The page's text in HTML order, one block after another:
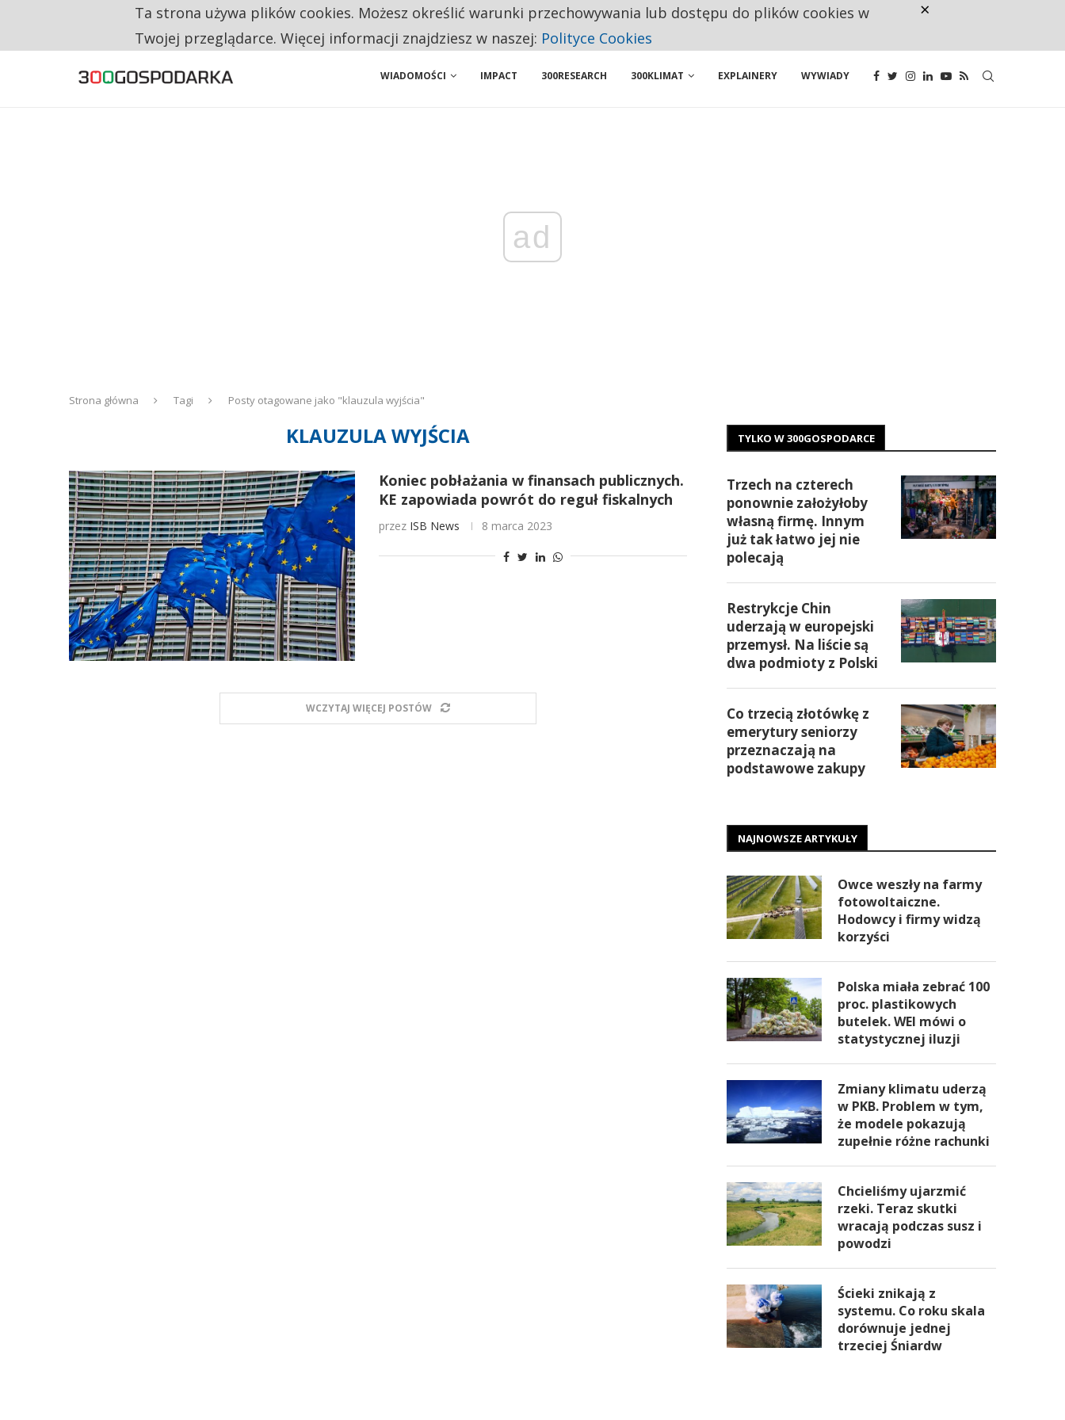
RESTRYKCJE CHIN UDERZAJĄ W EUROPEJSKI PRZEMYSŁ. NA LIŚCIE SĄ DWA PODMIOTY Z POLSKI
WIADOMOŚCI IMPACT 300RESEARCH 300KLIMAT EXPLAINERY WYWIADY
ad
Strona główna Tagi Posty otagowane jako "klauzula wyjścia"
KLAUZULA WYJŚCIA
Koniec pobłażania w finansach publicznych.
KE zapowiada powrót do reguł fiskalnych
przez ISB News 8 marca 2023
WCZYTAJ WIĘCEJ POSTÓW
TYLKO W 300GOSPODARCE
Trzech na czterech
ponownie założyłoby
własną firmę. Innym
już tak łatwo jej nie
polecają
Restrykcje Chin
uderzają w europejski
przemysł. Na liście są
dwa podmioty z Polski
Co trzecią złotówkę z
emerytury seniorzy
przeznaczają na
podstawowe zakupy
NAJNOWSZE ARTYKUŁY
Owce weszły na farmy
fotowoltaiczne.
Hodowcy i firmy widzą
korzyści
Polska miała zebrać 100
proc. plastikowych
butelek. WEI mówi o
statystycznej iluzji
Zmiany klimatu uderzą
w PKB. Problem w tym,
że modele pokazują
zupełnie różne rachunki
Chcieliśmy ujarzmić
rzeki. Teraz skutki
wracają podczas susz i
powodzi
Ścieki znikają z
systemu. Co roku skala
dorównuje jednej
trzeciej Śniardw
Ta strona używa plików cookies. Możesz określić warunki przechowywania lub dostępu do plików cookies w
Twojej przeglądarce. Więcej informacji znajdziesz w naszej: Polityce Cookies
×